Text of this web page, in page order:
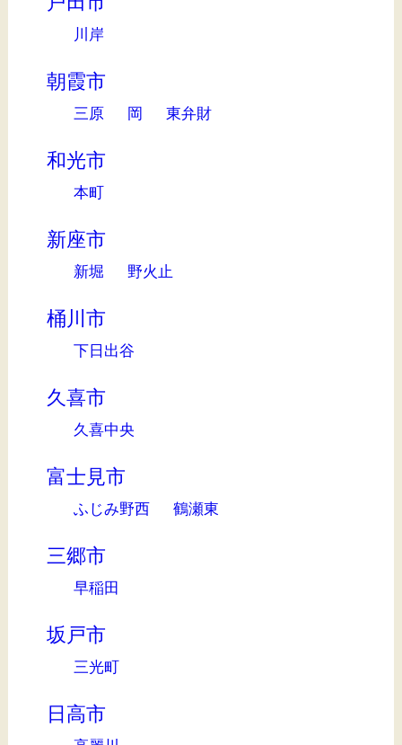
川岸
朝霞市
三原 岡 東弁財
和光市
本町
新座市
新堀 野火止
桶川市
下日出谷
久喜市
久喜中央
富士見市
ふじみ野西 鶴瀬東
三郷市
早稲田
坂戸市
三光町
日高市